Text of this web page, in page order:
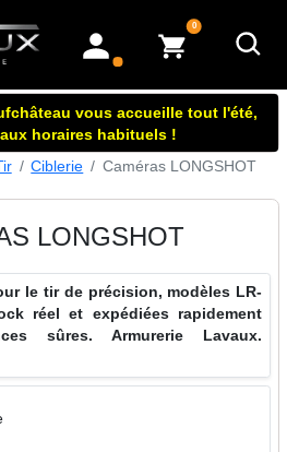
mon compte
0articles dans le panier
vous accueille tout l'été,
horaires habituels !
Ciblerie Caméras LONGSHOT
LONGSHOT
le tir de précision, modèles LR-
réel et expédiées rapidement
sûres. Armurerie Lavaux.